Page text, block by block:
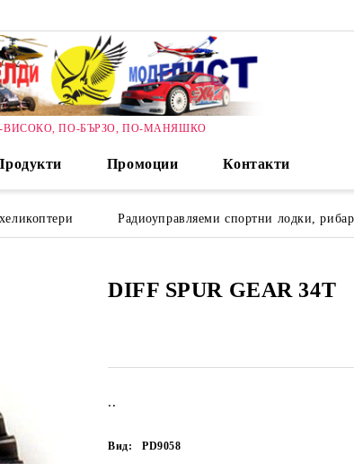
ВИСОКО, ПО-БЪРЗО, ПО-МАНЯШКО
Промоции Контакти
Радиоуправляеми спортни лодки,
DIFF SPUR GEAR 34T
..
Вид: PD9058